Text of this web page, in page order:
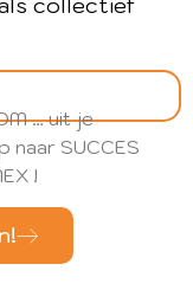
… uit je
naar SUCCES
!